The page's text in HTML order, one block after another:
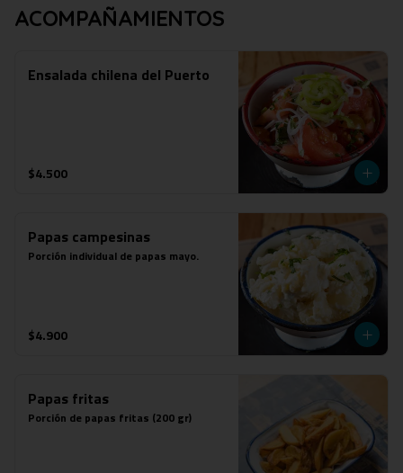
ACOMPAÑAMIENTOS
Ensalada chilena del Puerto
$4.500
Papas campesinas
Porción individual de papas mayo.
$4.900
Papas fritas
Porción de papas fritas (200 gr)